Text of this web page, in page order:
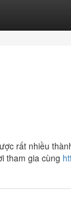
rất nhiều
tham gia cùng